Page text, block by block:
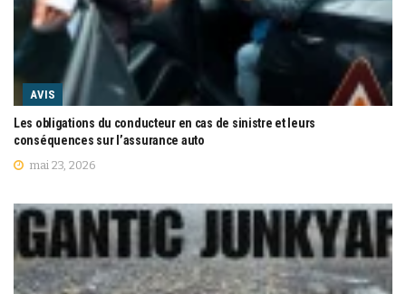
AVIS
Les obligations du conducteur en cas de sinistre et leurs
conséquences sur l’assurance auto
mai 23, 2026